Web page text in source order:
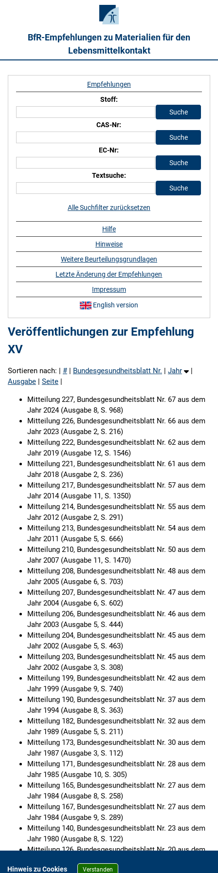
BfR-Empfehlungen zu Materialien für den
Lebensmittelkontakt
Veröffentlichungen zur Empfehlung
XV
Sortieren nach: | # | Bundesgesundheitsblatt Nr. | Jahr
|
Ausgabe | Seite |
Mitteilung 227, Bundesgesundheitsblatt Nr. 67 aus dem
Jahr 2024 (Ausgabe 8, S. 968)
Mitteilung 226, Bundesgesundheitsblatt Nr. 66 aus dem
Jahr 2023 (Ausgabe 2, S. 216)
Mitteilung 222, Bundesgesundheitsblatt Nr. 62 aus dem
Jahr 2019 (Ausgabe 12, S. 1546)
Mitteilung 221, Bundesgesundheitsblatt Nr. 61 aus dem
Jahr 2018 (Ausgabe 2, S. 236)
Mitteilung 217, Bundesgesundheitsblatt Nr. 57 aus dem
Jahr 2014 (Ausgabe 11, S. 1350)
Mitteilung 214, Bundesgesundheitsblatt Nr. 55 aus dem
Jahr 2012 (Ausgabe 2, S. 291)
Mitteilung 213, Bundesgesundheitsblatt Nr. 54 aus dem
Jahr 2011 (Ausgabe 5, S. 666)
Mitteilung 210, Bundesgesundheitsblatt Nr. 50 aus dem
Jahr 2007 (Ausgabe 11, S. 1470)
Mitteilung 208, Bundesgesundheitsblatt Nr. 48 aus dem
Jahr 2005 (Ausgabe 6, S. 703)
Mitteilung 207, Bundesgesundheitsblatt Nr. 47 aus dem
Jahr 2004 (Ausgabe 6, S. 602)
Mitteilung 206, Bundesgesundheitsblatt Nr. 46 aus dem
Jahr 2003 (Ausgabe 5, S. 444)
Mitteilung 204, Bundesgesundheitsblatt Nr. 45 aus dem
Jahr 2002 (Ausgabe 5, S. 463)
Mitteilung 203, Bundesgesundheitsblatt Nr. 45 aus dem
Jahr 2002 (Ausgabe 3, S. 308)
Mitteilung 199, Bundesgesundheitsblatt Nr. 42 aus dem
Jahr 1999 (Ausgabe 9, S. 740)
Mitteilung 190, Bundesgesundheitsblatt Nr. 37 aus dem
Jahr 1994 (Ausgabe 8, S. 363)
Mitteilung 182, Bundesgesundheitsblatt Nr. 32 aus dem
Jahr 1989 (Ausgabe 5, S. 211)
Mitteilung 173, Bundesgesundheitsblatt Nr. 30 aus dem
Jahr 1987 (Ausgabe 3, S. 112)
Mitteilung 171, Bundesgesundheitsblatt Nr. 28 aus dem
Jahr 1985 (Ausgabe 10, S. 305)
Mitteilung 165, Bundesgesundheitsblatt Nr. 27 aus dem
Jahr 1984 (Ausgabe 8, S. 258)
Mitteilung 167, Bundesgesundheitsblatt Nr. 27 aus dem
Jahr 1984 (Ausgabe 9, S. 289)
Mitteilung 140, Bundesgesundheitsblatt Nr. 23 aus dem
Jahr 1980 (Ausgabe 8, S. 122)
Mitteilung 126, Bundesgesundheitsblatt Nr. 20 aus dem
Mitteilung 99, Bundesgesundheitsblatt Nr. 17 aus dem
Empfehlungen
Stoff:
CAS-Nr:
EC-Nr:
Textsuche:
Alle Suchfilter zurücksetzen
Hilfe
Hinweise
Weitere Beurteilungsgrundlagen
Letzte Änderung der Empfehlungen
Impressum
English version
Hinweis zu Cookies Verstanden